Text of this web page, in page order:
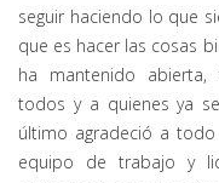
seguir haciendo lo que
que es hacer las cosas
ha mantenido abierta,
todos y a quienes ya
último agradeció a
equipo de trabajo y